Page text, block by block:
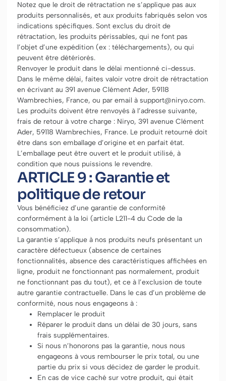
Notez que le droit de rétractation ne s’applique pas aux
produits personnalisés, et aux produits fabriqués selon vos
indications spécifiques. Sont exclus du droit de
rétractation, les produits périssables, qui ne font pas
l’objet d’une expédition (ex : téléchargements), ou qui
peuvent être détériorés.
Renvoyer le produit dans le délai mentionné ci-dessus.
Dans le même délai, faites valoir votre droit de rétractation
en écrivant au 391 avenue Clément Ader, 59118
Wambrechies, France, ou par email à support@niryo.com.
Les produits doivent être renvoyés à l’adresse suivante,
frais de retour à votre charge : Niryo, 391 avenue Clément
Ader, 59118 Wambrechies, France. Le produit retourné doit
être dans son emballage d’origine et en parfait état.
L’emballage peut être ouvert et le produit utilisé, à
condition que nous puissions le revendre.
ARTICLE 9 : Garantie et
politique de retour
Vous bénéficiez d’une garantie de conformité
conformément à la loi (article L211-4 du Code de la
consommation).
La garantie s’applique à nos produits neufs présentant un
caractère défectueux (absence de certaines
fonctionnalités, absence des caractéristiques affichées en
ligne, produit ne fonctionnant pas normalement, produit
ne fonctionnant pas du tout), et ce à l’exclusion de toute
autre garantie contractuelle. Dans le cas d’un problème de
conformité, nous nous engageons à :
Remplacer le produit
Réparer le produit dans un délai de 30 jours, sans
frais supplémentaires.
Si nous n’honorons pas la garantie, nous nous
engageons à vous rembourser le prix total, ou une
partie du prix si vous décidez de garder le produit.
En cas de vice caché sur votre produit, qui était